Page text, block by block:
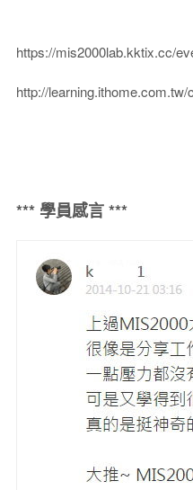
https://mis2000lab.kktix.cc/
http://
*** 學員感言 ***